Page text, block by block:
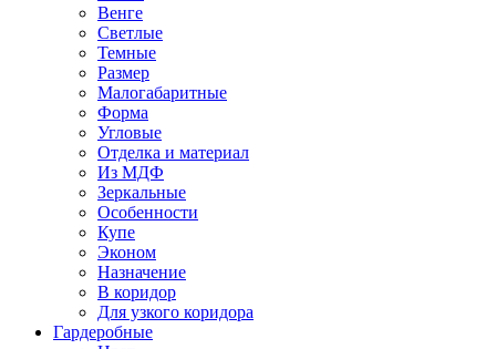
Венге
Светлые
Темные
Размер
Малогабаритные
Форма
Угловые
Отделка и материал
Из МДФ
Зеркальные
Особенности
Купе
Эконом
Назначение
В коридор
Для узкого коридора
Гардеробные